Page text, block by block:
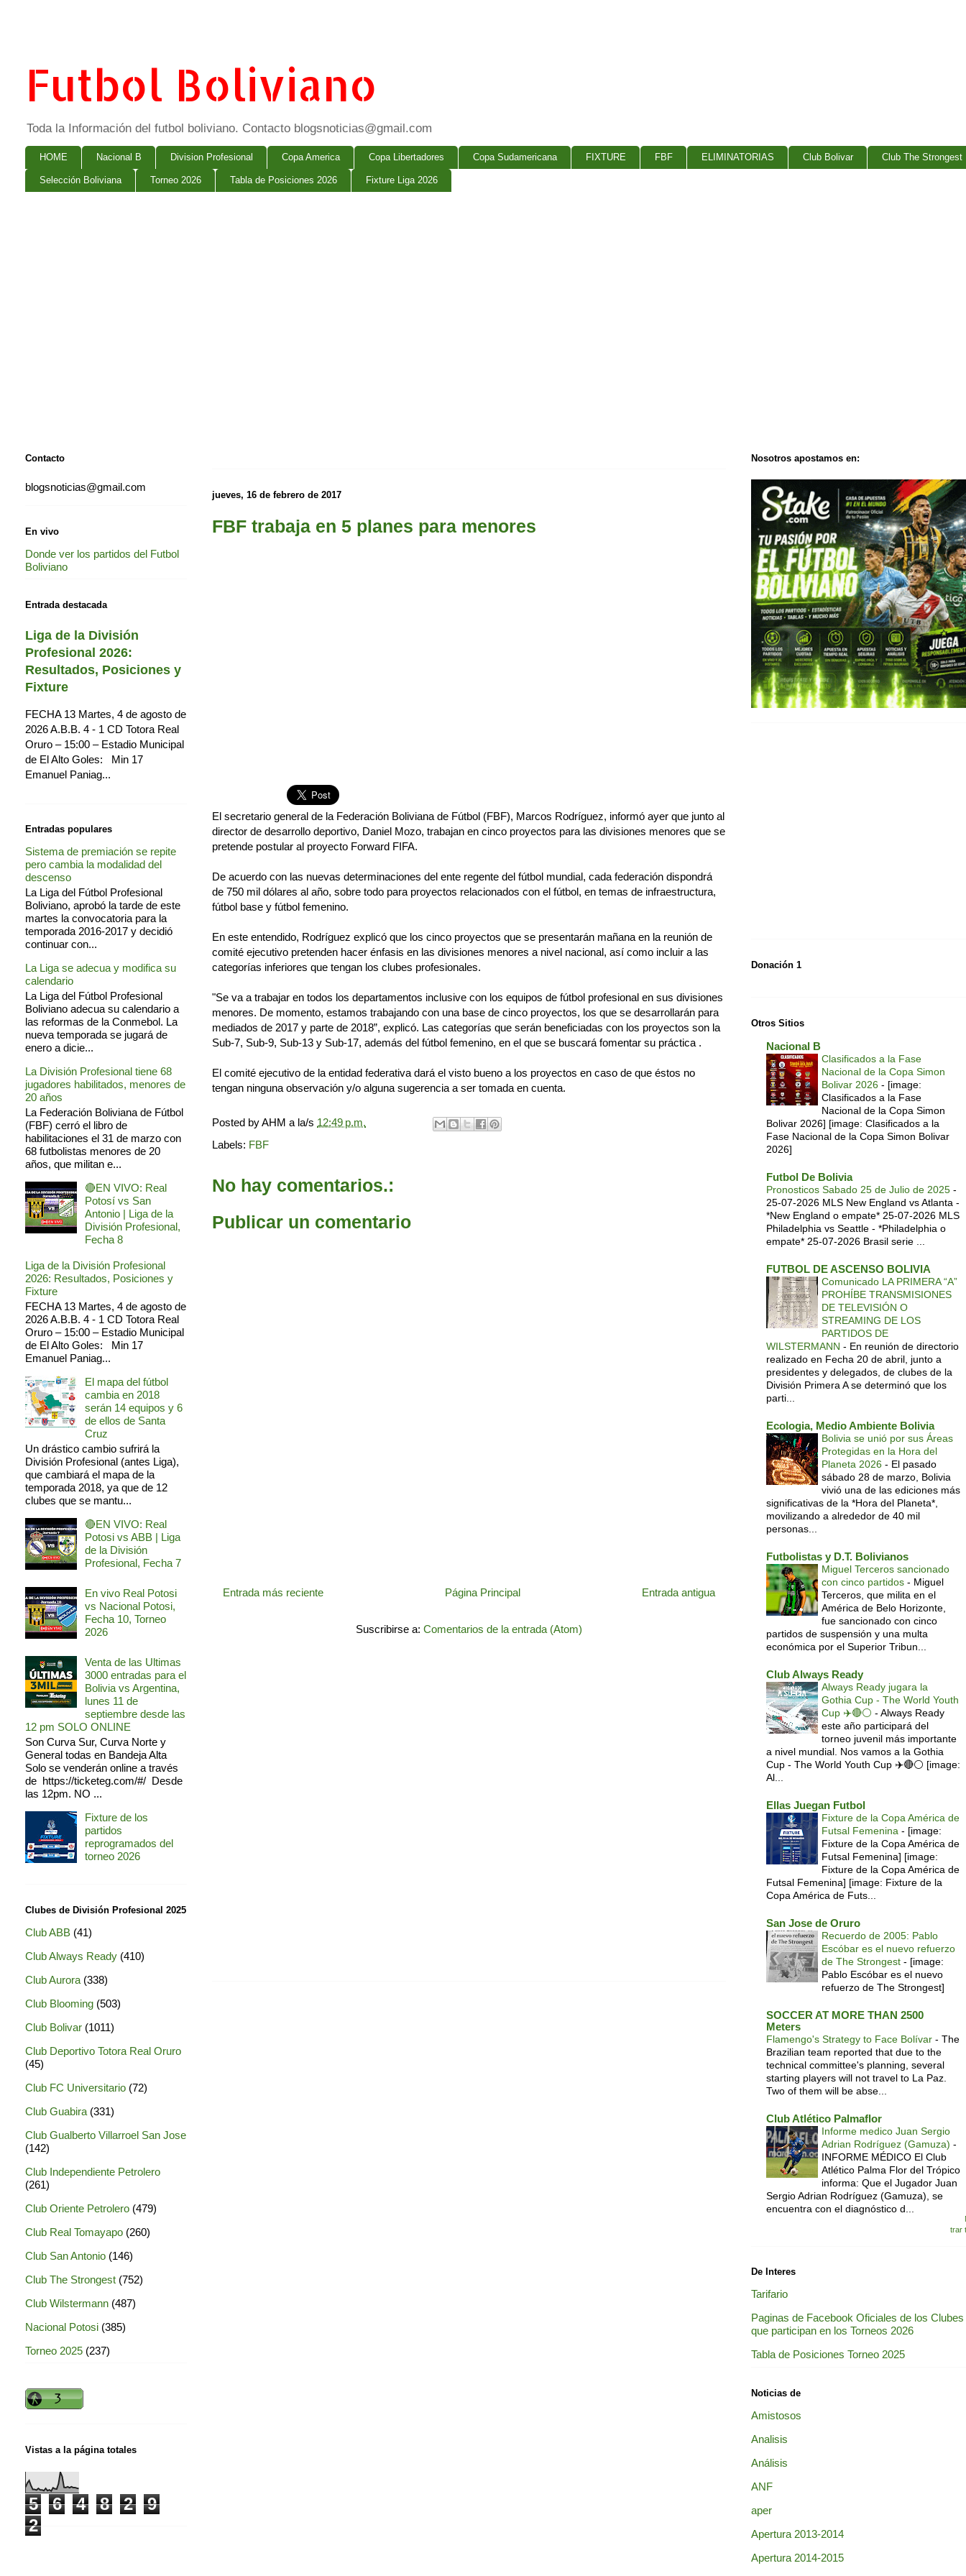
Futbol Boliviano
Toda la Información del futbol boliviano. Contacto blogsnoticias@gmail.com
HOME Nacional B Division Profesional Copa America Copa Libertadores Copa Sudamericana FIXTURE FBF ELIMINATORIAS Club Bolivar Club The Strongest
Selección Boliviana Torneo 2026 Tabla de Posiciones 2026 Fixture Liga 2026
jueves, 16 de febrero de 2017
FBF trabaja en 5 planes para menores
El secretario general de la Federación Boliviana de Fútbol (FBF), Marcos Rodríguez, informó ayer que junto al
director de desarrollo deportivo, Daniel Mozo, trabajan en cinco proyectos para las divisiones menores que se
pretende postular al proyecto Forward FIFA.
De acuerdo con las nuevas determinaciones del ente regente del fútbol mundial, cada federación dispondrá
de 750 mil dólares al año, sobre todo para proyectos relacionados con el fútbol, en temas de infraestructura,
fútbol base y fútbol femenino.
En este entendido, Rodríguez explicó que los cinco proyectos que se presentarán mañana en la reunión de
comité ejecutivo pretenden hacer énfasis en las divisiones menores a nivel nacional, así como incluir a las
categorías inferiores que tengan los clubes profesionales.
"Se va a trabajar en todos los departamentos inclusive con los equipos de fútbol profesional en sus divisiones
menores. De momento, estamos trabajando con una base de cinco proyectos, los que se desarrollarán para
mediados de 2017 y parte de 2018”, explicó. Las categorías que serán beneficiadas con los proyectos son la
Sub-7, Sub-9, Sub-13 y Sub-17, además del fútbol femenino, en el que se buscará fomentar su práctica .
El comité ejecutivo de la entidad federativa dará el visto bueno a los proyectos en caso de que éstos no
tengan ninguna observación y/o alguna sugerencia a ser tomada en cuenta.
Posted byAHM a la/s 12:49 p.m.
Labels: FBF
No hay comentarios.:
Publicar un comentario
Entrada más reciente Entrada antigua
Página Principal
Suscribirse a: Comentarios de la entrada (Atom)
Contacto
blogsnoticias@gmail.com
En vivo
Donde ver los partidos del Futbol
Boliviano
Entrada destacada
Liga de la División
Profesional 2026:
Resultados, Posiciones y
Fixture
FECHA 13 Martes, 4 de agosto de
2026 A.B.B. 4 - 1 CD Totora Real
Oruro – 15:00 – Estadio Municipal
de El Alto Goles: Min 17
Emanuel Paniag...
Entradas populares
Sistema de premiación se repite
pero cambia la modalidad del
descenso
La Liga del Fútbol Profesional
Boliviano, aprobó la tarde de este
martes la convocatoria para la
temporada 2016-2017 y decidió
continuar con...
La Liga se adecua y modifica su
calendario
La Liga del Fútbol Profesional
Boliviano adecua su calendario a
las reformas de la Conmebol. La
nueva temporada se jugará de
enero a dicie...
La División Profesional tiene 68
jugadores habilitados, menores de
20 años
La Federación Boliviana de Fútbol
(FBF) cerró el libro de
habilitaciones el 31 de marzo con
68 futbolistas menores de 20
años, que militan e...
🔴EN VIVO: Real
Potosí vs San
Antonio | Liga de la
División Profesional,
Fecha 8
Liga de la División Profesional
2026: Resultados, Posiciones y
Fixture
FECHA 13 Martes, 4 de agosto de
2026 A.B.B. 4 - 1 CD Totora Real
Oruro – 15:00 – Estadio Municipal
de El Alto Goles: Min 17
Emanuel Paniag...
El mapa del fútbol
cambia en 2018
serán 14 equipos y 6
de ellos de Santa
Cruz
Un drástico cambio sufrirá la
División Profesional (antes Liga),
que cambiará el mapa de la
temporada 2018, ya que de 12
clubes que se mantu...
🔴EN VIVO: Real
Potosi vs ABB | Liga
de la División
Profesional, Fecha 7
En vivo Real Potosi
vs Nacional Potosi,
Fecha 10, Torneo
2026
Venta de las Ultimas
3000 entradas para el
Bolivia vs Argentina,
lunes 11 de
septiembre desde las
12 pm SOLO ONLINE
Son Curva Sur, Curva Norte y
General todas en Bandeja Alta
Solo se venderán online a través
de https://ticketeg.com/#/ Desde
las 12pm. NO ...
Fixture de los
partidos
reprogramados del
torneo 2026
Clubes de División Profesional 2025
Club ABB (41)
Club Always Ready (410)
Club Aurora (338)
Club Blooming (503)
Club Bolivar (1011)
Club Deportivo Totora Real Oruro
(45)
Club FC Universitario (72)
Club Guabira (331)
Club Gualberto Villarroel San Jose
(142)
Club Independiente Petrolero
(261)
Club Oriente Petrolero (479)
Club Real Tomayapo (260)
Club San Antonio (146)
Club The Strongest (752)
Club Wilstermann (487)
Nacional Potosi (385)
Torneo 2025 (237)
Vistas a la página totales
5 6 4 8 2
9
2
Nosotros apostamos en:
Donación 1
Otros Sitios
Nacional B
Clasificados a la Fase
Nacional de la Copa Simon
Bolivar 2026 - [image:
Clasificados a la Fase
Nacional de la Copa Simon
Bolivar 2026] [image: Clasificados a la
Fase Nacional de la Copa Simon Bolivar
2026]
Futbol De Bolivia
Pronosticos Sabado 25 de Julio de 2025 -
25-07-2026 MLS New England vs Atlanta -
*New England o empate* 25-07-2026 MLS
Philadelphia vs Seattle - *Philadelphia o
empate* 25-07-2026 Brasil serie ...
FUTBOL DE ASCENSO BOLIVIA
Comunicado LA PRIMERA “A”
PROHÍBE TRANSMISIONES
DE TELEVISIÓN O
STREAMING DE LOS
PARTIDOS DE
WILSTERMANN - En reunión de directorio
realizado en Fecha 20 de abril, junto a
presidentes y delegados, de clubes de la
División Primera A se determinó que los
parti...
Ecologia, Medio Ambiente Bolivia
Bolivia se unió por sus Áreas
Protegidas en la Hora del
Planeta 2026 - El pasado
sábado 28 de marzo, Bolivia
vivió una de las ediciones más
significativas de la *Hora del Planeta*,
movilizando a alrededor de 40 mil
personas...
Futbolistas y D.T. Bolivianos
Miguel Terceros sancionado
con cinco partidos - Miguel
Terceros, que milita en el
América de Belo Horizonte,
fue sancionado con cinco
partidos de suspensión y una multa
económica por el Superior Tribun...
Club Always Ready
Always Ready jugara la
Gothia Cup - The World Youth
Cup ✈️🔴⚪️ - Always Ready
este año participará del
torneo juvenil más importante
a nivel mundial. Nos vamos a la Gothia
Cup - The World Youth Cup ✈️🔴⚪️ [image:
Al...
Ellas Juegan Futbol
Fixture de la Copa América de
Futsal Femenina - [image:
Fixture de la Copa América de
Futsal Femenina] [image:
Fixture de la Copa América de
Futsal Femenina] [image: Fixture de la
Copa América de Futs...
San Jose de Oruro
Recuerdo de 2005: Pablo
Escóbar es el nuevo refuerzo
de The Strongest - [image:
Pablo Escóbar es el nuevo
refuerzo de The Strongest]
SOCCER AT MORE THAN 2500
Meters
Flamengo's Strategy to Face Bolívar - The
Brazilian team reported that due to the
technical committee's planning, several
starting players will not travel to La Paz.
Two of them will be abse...
Club Atlético Palmaflor
Informe medico Juan Sergio
Adrian Rodríguez (Gamuza) -
INFORME MÉDICO El Club
Atlético Palma Flor del Trópico
informa: Que el Jugador Juan
Sergio Adrian Rodríguez (Gamuza), se
encuentra con el diagnóstico d...
trar
De Interes
Tarifario
Paginas de Facebook Oficiales de los Clubes
que participan en los Torneos 2026
Tabla de Posiciones Torneo 2025
Noticias de
Amistosos
Analisis
Análisis
ANF
aper
Apertura 2013-2014
Apertura 2014-2015